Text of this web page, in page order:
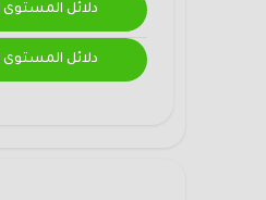
دلائل
دلائل